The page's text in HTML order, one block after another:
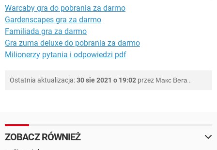
Warcaby gra do pobrania za darmo
Gardenscapes gra za darmo
Familiada gra za darmo
Gra zuma deluxe do pobrania za darmo
Milionerzy pytania i odpowiedzi pdf
Ostatnia aktualizacja:30 sie 2021 o 19:02 przez Макс Вега .
ZOBACZ RÓWNIEŻ